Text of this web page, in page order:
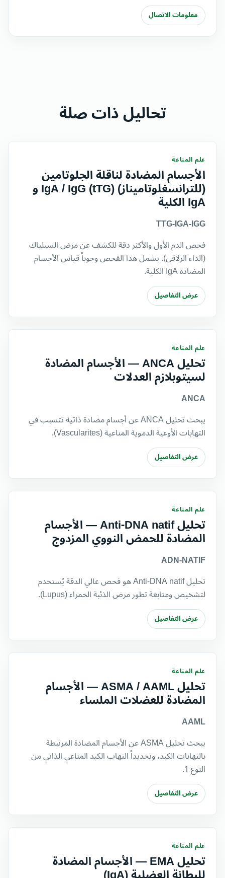
معلومات الاتصال
تحاليل ذات صلة
علم المناعة
الأجسام المضادة لناقلة الجلوتامين
(للترانسغلوتاميناز) (tTG) IgA / IgG و
IgA الكلية
TTG-IGA-IGG
فحص الدم الأول والأكثر دقة للكشف عن مرض السيلياك
(الداء الزلاقي). يشمل هذا الفحص وجوباً قياس الأجسام
المضادة IgA الكلية.
عرض التفاصيل
علم المناعة
تحليل ANCA — الأجسام المضادة
لسيتوبلازم العدلات
ANCA
يبحث تحليل ANCA عن أجسام مضادة ذاتية تتسبب في
التهابات الأوعية الدموية المناعية (Vascularites).
عرض التفاصيل
علم المناعة
تحليل Anti-DNA natif — الأجسام
المضادة للحمض النووي المزدوج
ADN-NATIF
تحليل Anti-DNA natif هو فحص عالي الدقة يُستخدم
لتشخيص ومتابعة تطور مرض الذئبة الحمراء (Lupus).
عرض التفاصيل
علم المناعة
تحليل ASMA / AAML — الأجسام
المضادة للعضلات الملساء
AAML
يبحث تحليل ASMA عن الأجسام المضادة المرتبطة
بالتهابات الكبد، وتحديداً التهاب الكبد المناعي الذاتي من
النوع 1.
عرض التفاصيل
علم المناعة
تحليل EMA — الأجسام المضادة